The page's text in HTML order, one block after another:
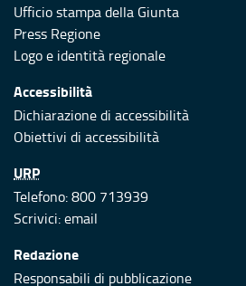
Ufficio stampa della Giunta
Press Regione
Logo e identità regionale
Accessibilità
Dichiarazione di accessibilità
Obiettivi di accessibilità
URP
Telefono: 800 713939
Scrivici:email
Redazione
Responsabili di pubblicazione